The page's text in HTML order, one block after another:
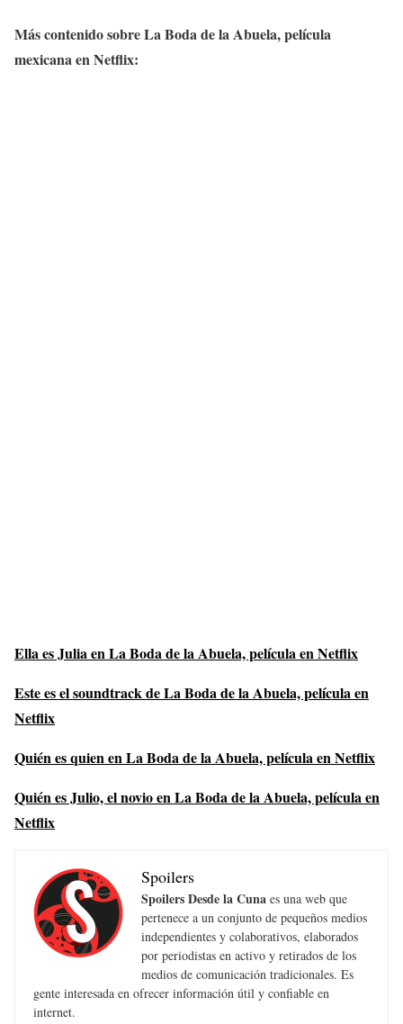
Más contenido sobre La Boda de la Abuela, película
mexicana en Netflix:
Ella es Julia en La Boda de la Abuela, película en Netflix
Este es el soundtrack de La Boda de la Abuela, película en
Netflix
Quién es quien en La Boda de la Abuela, película en Netflix
Quién es Julio, el novio en La Boda de la Abuela, película en
Netflix
Spoilers
Spoilers Desde la Cuna es una web que
pertenece a un conjunto de pequeños medios
independientes y colaborativos, elaborados
por periodistas en activo y retirados de los
medios de comunicación tradicionales. Es
gente interesada en ofrecer información útil y confiable en
internet.